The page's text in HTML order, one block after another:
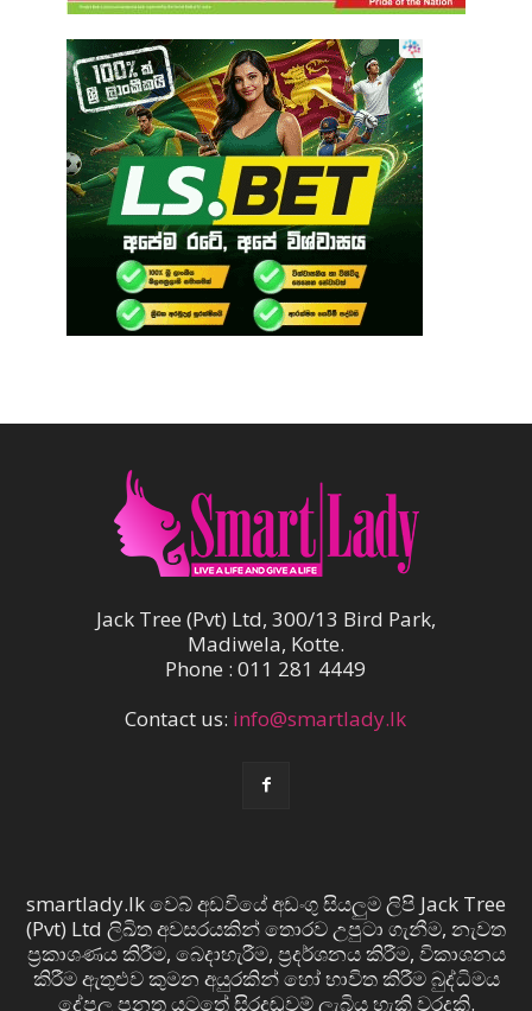
Jack Tree (Pvt) Ltd, 300/13 Bird Park,
Madiwela, Kotte.
Phone : 011 281 4449
Contact us: info@smartlady.lk
smartlady.lk වෙබ් අඩවියේ අඩංගු සියලුම ලිපි Jack Tree
(Pvt) Ltd ලිඛිත අවසරයකින් තොරව උපුටා ගැනීම, නැවත
ප්‍රකාශණය කිරීම, බෙදාහැරීම, ප්‍රදර්ශනය කිරීම, විකාශනය
කිරීම ඇතුළුව කුමන අයුරකින් හෝ භාවිත කිරීම බුද්ධිමය
දේපල පනත යටතේ සිරදඬුවම් ලැබිය හැකි වරදකි.